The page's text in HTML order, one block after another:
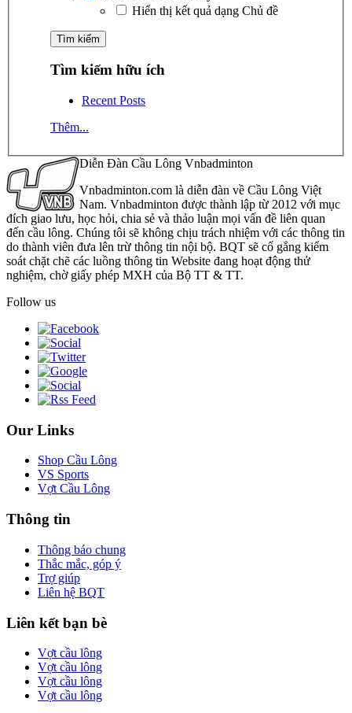
Hiển thị kết quả dạng Chủ đề
Tìm kiếm hữu ích
Recent Posts
Thêm...
Diễn Đàn Cầu Lông Vnbadminton
Vnbadminton.com là diễn đàn về Cầu Lông Việt
Nam. Vnbadminton được thành lập từ 2012 với mục
đích giao lưu, học hỏi, chia sẻ và thảo luận mọi vấn đề liên quan
đến cầu lông. Chúng tôi sẽ không chịu trách nhiệm với các thông tin
do thành viên đưa lên trừ thông tin nội bộ. BQT sẽ cố gắng kiểm
soát chặt chẽ các luồng thông tin Website đang hoạt động thử
nghiệm, chờ giấy phép MXH của Bộ TT & TT.
Follow us
Our Links
Shop Cầu Lông
VS Sports
Vợt Cầu Lông
Thông tin
Thông báo chung
Thắc mắc, góp ý
Trợ giúp
Liên hệ BQT
Liên kết bạn bè
Vợt cầu lông
Vợt cầu lông
Vợt cầu lông
Vợt cầu lông